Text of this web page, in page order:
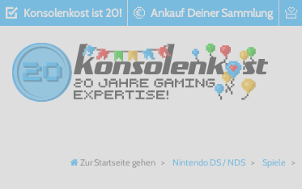
Konsolenkost ist 20! Ankauf Deiner Sammlung
Zur Startseite gehen Nintendo DS / NDS Spiele